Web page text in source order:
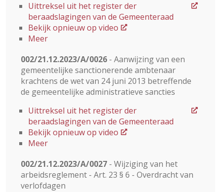
Uittreksel uit het register der
beraadslagingen van de Gemeenteraad
Bekijk opnieuw op video
Meer
002/21.12.2023/A/0026 - Aanwijzing van een
gemeentelijke sanctionerende ambtenaar
krachtens de wet van 24 juni 2013 betreffende
de gemeentelijke administratieve sancties
Uittreksel uit het register der
beraadslagingen van de Gemeenteraad
Bekijk opnieuw op video
Meer
002/21.12.2023/A/0027 - Wijziging van het
arbeidsreglement - Art. 23 § 6 - Overdracht van
verlofdagen